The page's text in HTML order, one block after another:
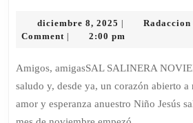
diciembre 8, 2025 diciembre
8,
| Radaccion
Comment | 2:00 pm
Amigos, amigasSAL SALINERA NOVIEMBRE 2025Un cordial
saludo y, desde ya, un corazón abierto
amor y esperanza anuestro Niño Jesús